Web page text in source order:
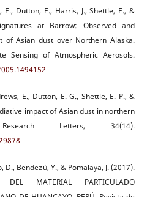
E., Dutton, E., Harris, J., Shettle, E., &
at Barrow: Observed and
of Asian dust over Northern Alaska.
Sensing of Atmospheric Aerosols.
E., Dutton, E. G., Shettle, E. P., &
impact of Asian dust in northern
Letters, 34(14).
Bendezú, Y., & Pomalaya, J. (2017).
DEL MATERIAL PARTICULADO